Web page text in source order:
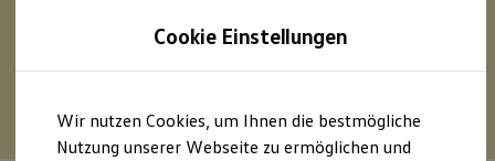
Hauptinhalt
springen
Footer
springen
75 % Sonderabschreibung auf E-Fahrzeuge? – Und
pro Monat Geld sparen?– Berechnen Sie mit
unserem Kostensimulator Ihre Spritersparnis durch
Zum Kostensimulator
Cookie Einstellungen
Wir nutzen Cookies, um Ihnen die bestmögliche
Nutzung unserer Webseite zu ermöglichen und